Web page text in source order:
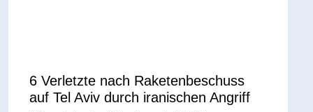
6 Verletzte nach Raketenbeschuss
auf Tel Aviv durch iranischen Angriff